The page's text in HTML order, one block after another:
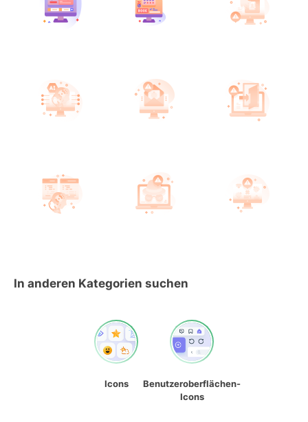
In anderen Kategorien suchen
Icons
Benutzeroberflächen-
Icons